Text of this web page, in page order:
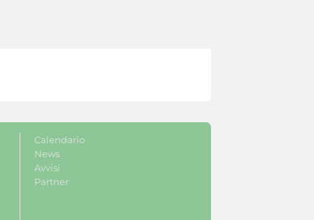
Calendario
News
Avvisi
Partner